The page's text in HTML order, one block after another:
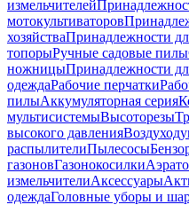
измельчителей
мотокультиваторов
хозяйстваПринадлежности
топорыРучные садовые пилы
ножницыПринадлежности
одеждаРабочие перчатки
пилыАккумуляторная серия
мультисистемыВысоторезы
высокого давления
распылителиПылесосы
газоновГазонокосилки
измельчителиАксессуары
одеждаГоловные уборы и